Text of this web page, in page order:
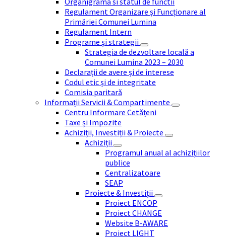
Regulament Organizare și Funcționare al
Primăriei Comunei Lumina
Regulament Intern
Programe și strategii
Strategia de dezvoltare locală a
Comunei Lumina 2023 – 2030
Declarații de avere și de interese
Codul etic și de integritate
Comisia paritară
Informații Servicii & Compartimente
Centru Informare Cetățeni
Taxe și Impozite
Achiziții, Investiții & Proiecte
Achiziții
Programul anual al achizițiilor
publice
Centralizatoare
SEAP
Proiecte & Investiții
Proiect ENCOP
Proiect CHANGE
Website B-AWARE
Proiect LIGHT